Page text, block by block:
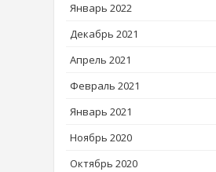
Январь 2022
Декабрь 2021
Апрель 2021
Февраль 2021
Январь 2021
Ноябрь 2020
Октябрь 2020